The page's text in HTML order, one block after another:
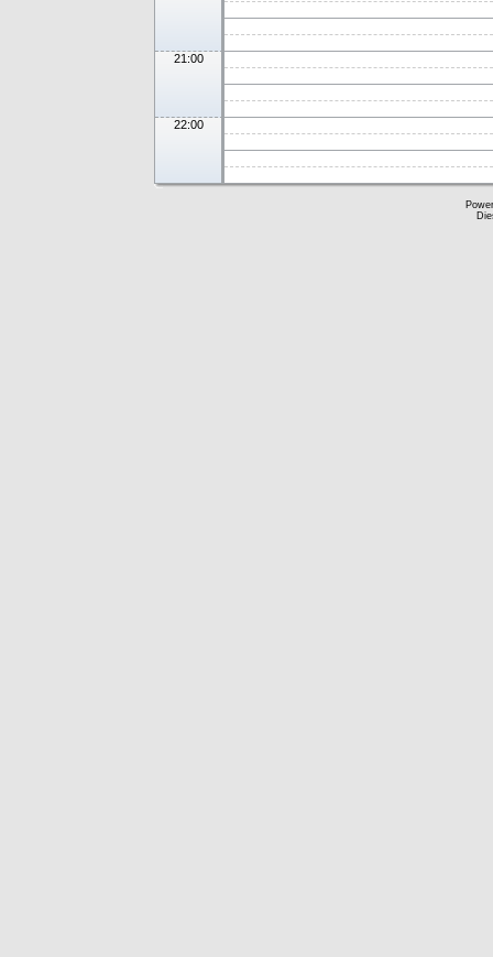
21:00
22:00